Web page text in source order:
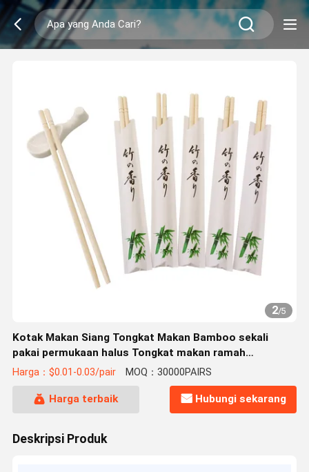
2/5
Kotak Makan Siang Tongkat Makan Bamboo sekali
pakai permukaan halus Tongkat makan ramah
lingkungan
Harga：$0.01-0.03/pair MOQ：30000PAIRS
Harga terbaik Hubungi sekarang
Deskripsi Produk